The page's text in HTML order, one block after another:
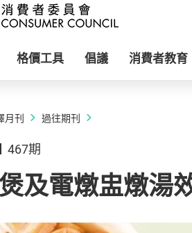
會
格價工具 倡議 消費者教育
月刊 過往期刊
467期
及電燉盅燉湯